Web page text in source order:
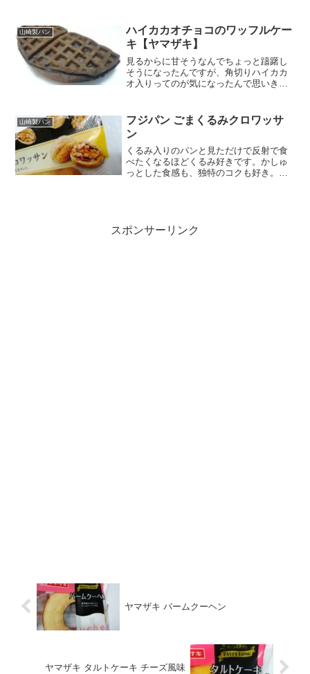
山崎製パン
ハイカカオチョコのワッフルケー
キ【ヤマザキ】
見るからに甘そうなんでちょっと躊躇し
そうになったんですが、角切りハイカカ
オ入りってのが気になったんで思いきっ
カ生地なんでホットケーキに近いかなぁ
～(;´д｀)お！このホ...
山崎製パン
フジパン ごまくるみクロワッサ
ン
くるみ入りのパンと見ただけで反射で食
べたくなるほどくるみ好きです。かしゅ
っとした食感も、独特のコクも好き。今
スポンサーリンク
ヤマザキ バームクーヘン
ヤマザキ タルトケーキ チーズ風味